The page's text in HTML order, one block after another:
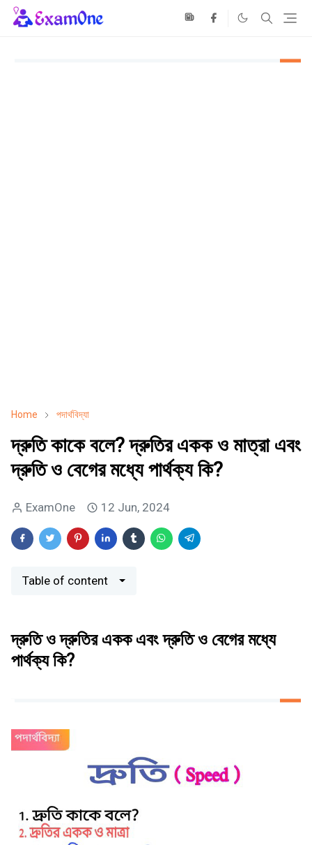
Home পদার্থবিদ্যা
দ্রুতি কাকে বলে? দ্রুতির একক ও মাত্রা এবং
দ্রুতি ও বেগের মধ্যে পার্থক্য কি?
ExamOne 12 Jun, 2024
Table of content
দ্রুতি ও দ্রুতির একক এবং দ্রুতি ও বেগের মধ্যে
পার্থক্য কি?